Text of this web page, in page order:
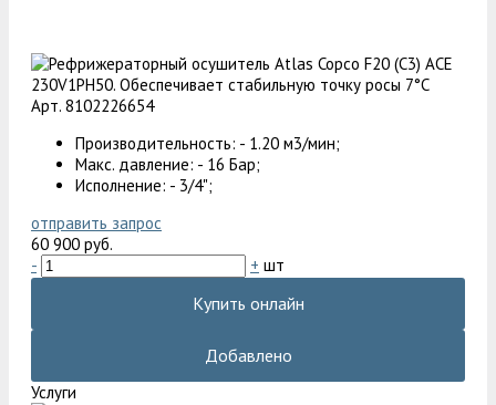
Арт. 8102226654
Производительность: - 1.20 м3/мин;
Макс. давление: - 16 Бар;
Исполнение: - 3/4";
отправить запрос
60 900 руб.
-
+ шт
Купить онлайн
Добавлено
Услуги